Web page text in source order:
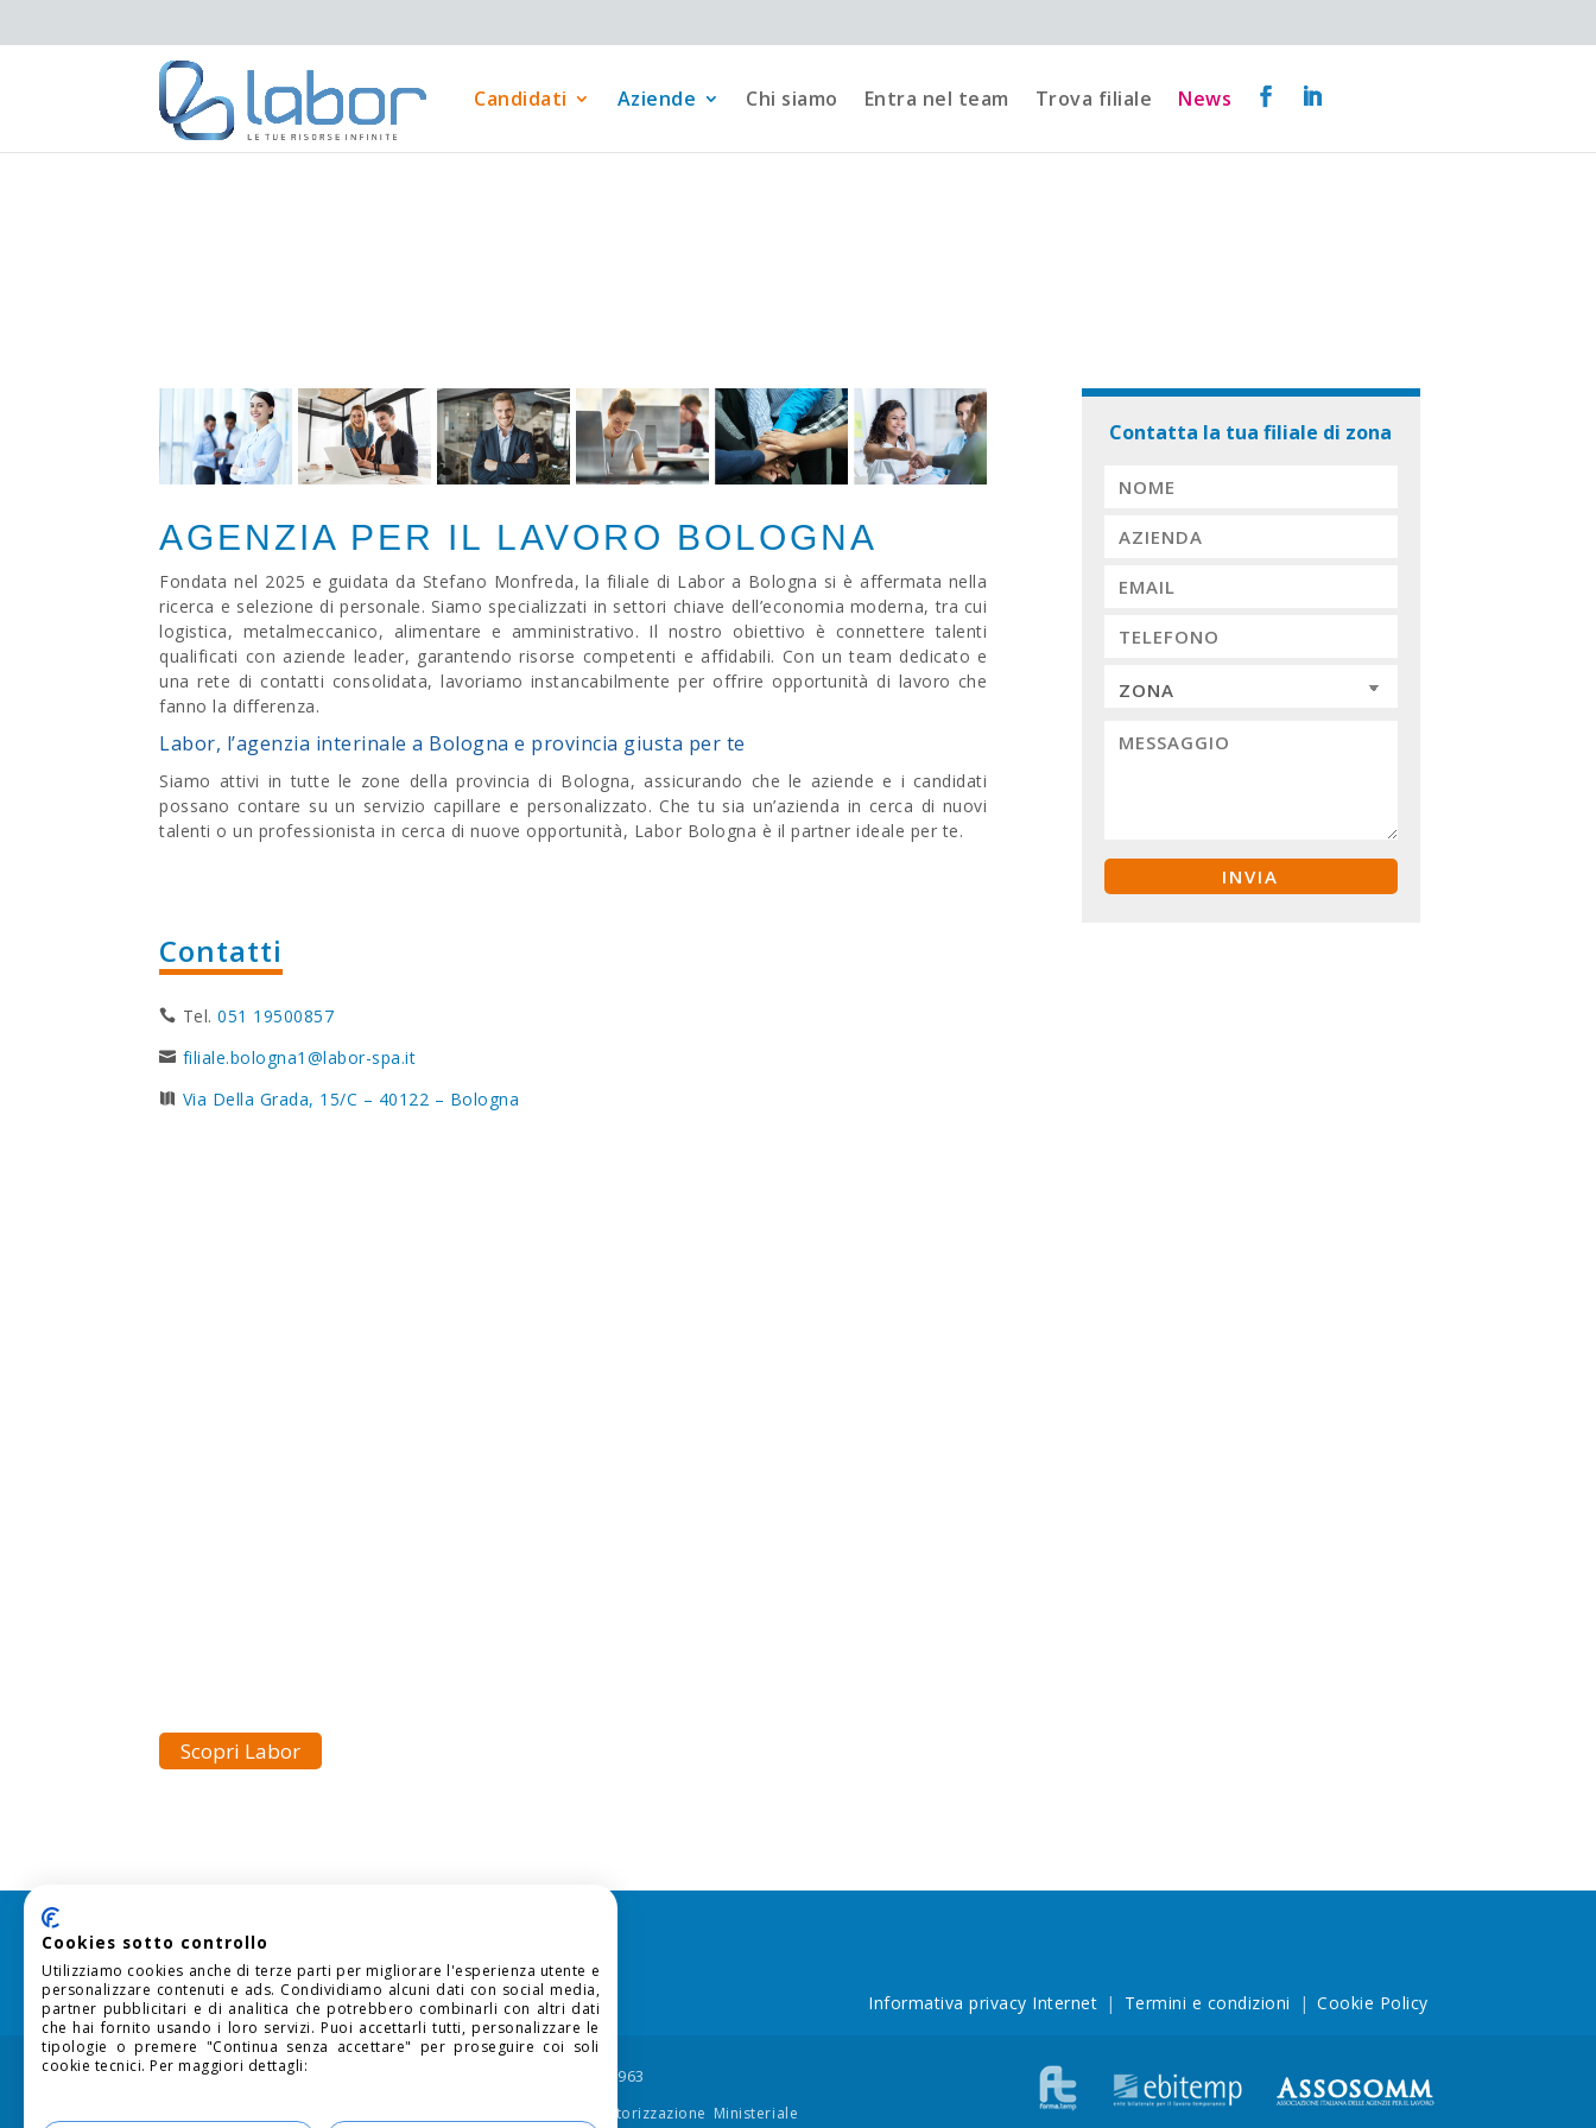
Candidati Aziende Chi siamo Entra nel team Trova filiale News
AGENZIA PER IL LAVORO BOLOGNA
Fondata nel 2025 e guidata da Stefano Monfreda, la filiale di Labor a Bologna si è affermata nella
ricerca e selezione di personale. Siamo specializzati in settori chiave dell’economia moderna, tra cui
logistica, metalmeccanico, alimentare e amministrativo. Il nostro obiettivo è connettere talenti
qualificati con aziende leader, garantendo risorse competenti e affidabili. Con un team dedicato e
una rete di contatti consolidata, lavoriamo instancabilmente per offrire opportunità di lavoro che
fanno la differenza.
Labor, l’agenzia interinale a Bologna e provincia giusta per te
Siamo attivi in tutte le zone della provincia di Bologna, assicurando che le aziende e i candidati
possano contare su un servizio capillare e personalizzato. Che tu sia un’azienda in cerca di nuovi
talenti o un professionista in cerca di nuove opportunità, Labor Bologna è il partner ideale per te.
Contatti
Tel.051 19500857
filiale.bologna1@labor-spa.it
Via Della Grada, 15/C – 40122 – Bologna
Scopri Labor
Contatta la tua filiale di zona
Informativa privacy Internet Termini e condizioni Cookie Policy
SEDE LEGALE:via Larga, 13 20122 Milano (MI) - P.I. 08301610963
Labor S.p.A. è un’Agenzia per il Lavoro, in possesso dell’Autorizzazione Ministeriale
Cookies sotto controllo
Utilizziamo cookies anche di terze parti per migliorare l'esperienza utente e
personalizzare contenuti e ads. Condividiamo alcuni dati con social media,
partner pubblicitari e di analitica che potrebbero combinarli con altri dati
che hai fornito usando i loro servizi. Puoi accettarli tutti, personalizzare le
tipologie o premere "Continua senza accettare" per proseguire coi soli
cookie tecnici. Per maggiori dettagli: